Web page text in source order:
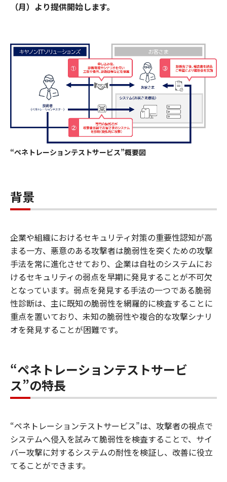
（月）より提供開始します。
“ペネトレーションテストサービス”概要図
背景
企業や組織におけるセキュリティ対策の重要性認知が高
まる一方、悪意のある攻撃者は脆弱性を突くための攻撃
手法を常に進化させており、企業は自社のシステムにお
けるセキュリティの弱点を早期に発見することが不可欠
となっています。弱点を発見する手法の一つである脆弱
性診断は、主に既知の脆弱性を網羅的に検査することに
重点を置いており、未知の脆弱性や複合的な攻撃シナリ
オを発見することが困難です。
“ペネトレーションテストサービ
ス”の特長
“ペネトレーションテストサービス”は、攻撃者の視点で
システムへ侵入を試みて脆弱性を検査することで、サイ
バー攻撃に対するシステムの耐性を検証し、改善に役立
てることができます。